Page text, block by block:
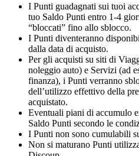
I Punti guadagnati sui tuoi
tuo Saldo Punti entro 1-4
“bloccati” fino allo sblocco.
I Punti diventeranno
dalla data di acquisto.
Per gli acquisti su siti di
noleggio auto) e Servizi (ad
finanza), i Punti verranno
dell’utilizzo effettivo della
acquistato.
Eventuali piani di accumulo
Saldo Punti secondo le
I Punti non sono cumulabili
Non si maturano Punti